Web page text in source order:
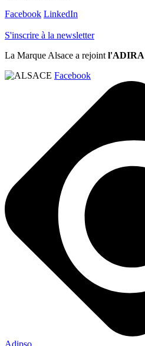
Facebook LinkedIn
S'inscrire à la newsletter
La Marque Alsace a rejointl'ADIRA
Facebook